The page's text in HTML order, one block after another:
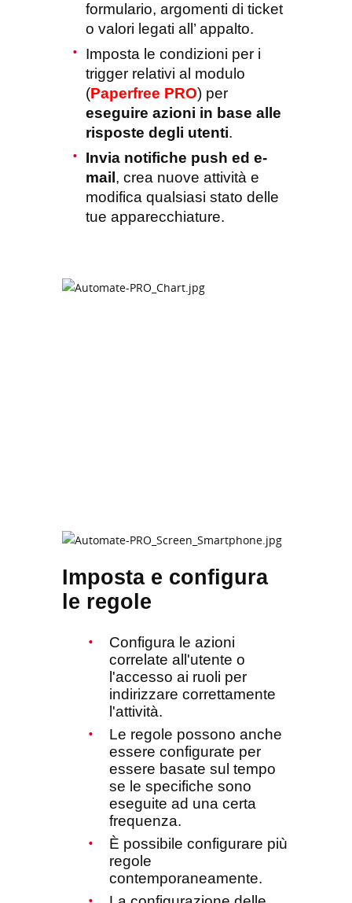
formulario, argomenti di ticket
o valori legati all’ appalto.
Imposta le condizioni per i
trigger relativi al modulo
(Paperfree PRO) per
eseguire azioni in base alle
risposte degli utenti.
Invia notifiche push ed e-
mail , crea nuove attività e
modifica qualsiasi stato delle
tue apparecchiature.
Imposta e configura
le regole
Configura le azioni
correlate all'utente o
l'accesso ai ruoli per
indirizzare correttamente
l'attività.
Le regole possono anche
essere configurate per
essere basate sul tempo
se le specifiche sono
eseguite ad una certa
frequenza.
È possibile configurare più
regole
contemporaneamente.